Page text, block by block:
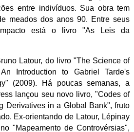
entre indivíduos. Sua obra tem
meados dos anos 90. Entre seus
está o livro "As Leis da
Latour, do livro "The Science of
Introduction to Gabriel Tarde's
(2009). Há poucas semanas, a
lançou seu novo livro, "Codes of
Derivatives in a Global Bank", fruto
Ex-orientando de Latour, Lépinay
"Mapeamento de Controvérsias",